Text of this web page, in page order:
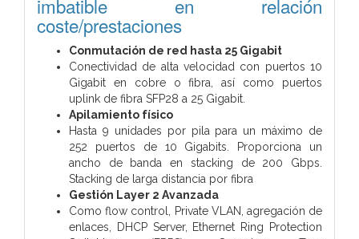
imbatible en relación
coste/prestaciones
Conmutación de red hasta 25 Gigabit
Conectividad de alta velocidad con puertos 10
Gigabit en cobre o fibra, así como puertos
uplink de fibra SFP28 a 25 Gigabit.
Apilamiento físico
Hasta 9 unidades por pila para un máximo de
252 puertos de 10 Gigabits. Proporciona un
ancho de banda en stacking de 200 Gbps.
Stacking de larga distancia por fibra
Gestión Layer 2 Avanzada
Como flow control, Private VLAN, agregación de
enlaces, DHCP Server, Ethernet Ring Protection